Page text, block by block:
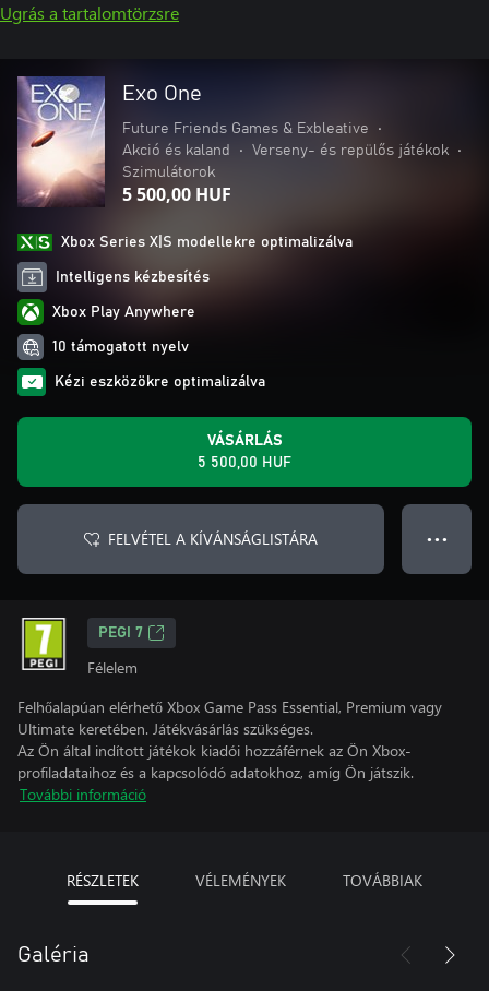
Ugrás a tartalomtörzsre
Exo One
Future Friends Games & Exbleative
•
Akció és kaland
• Verseny- és repülős játékok
•
Szimulátorok
5 500,00 HUF
Xbox Series X|S modellekre optimalizálva
Intelligens kézbesítés
Xbox Play Anywhere
10 támogatott nyelv
Kézi eszközökre optimalizálva
VÁSÁRLÁS
5 500,00 HUF
FELVÉTEL A KÍVÁNSÁGLISTÁRA ● ● ●
PEGI 7
Félelem
Felhőalapúan elérhető Xbox Game Pass Essential, Premium vagy
Ultimate keretében. Játékvásárlás szükséges.
Az Ön által indított játékok kiadói hozzáférnek az Ön Xbox-
profiladataihoz és a kapcsolódó adatokhoz, amíg Ön játszik.
További információ
RÉSZLETEK VÉLEMÉNYEK TOVÁBBIAK
Galéria